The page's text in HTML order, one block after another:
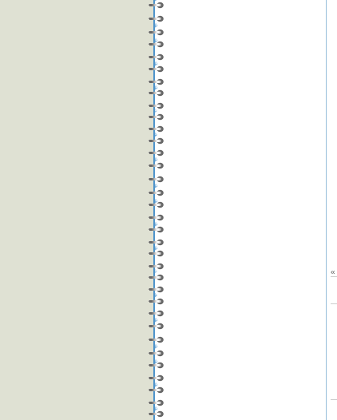
«